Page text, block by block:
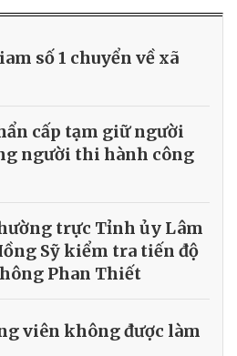
số 1 chuyển về xã
cấp tạm giữ người
người thi hành công
trực Tỉnh ủy Lâm
Sỹ kiểm tra tiến độ
Phan Thiết
viên không được làm